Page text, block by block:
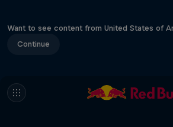
Want to see content from United States of
Continue